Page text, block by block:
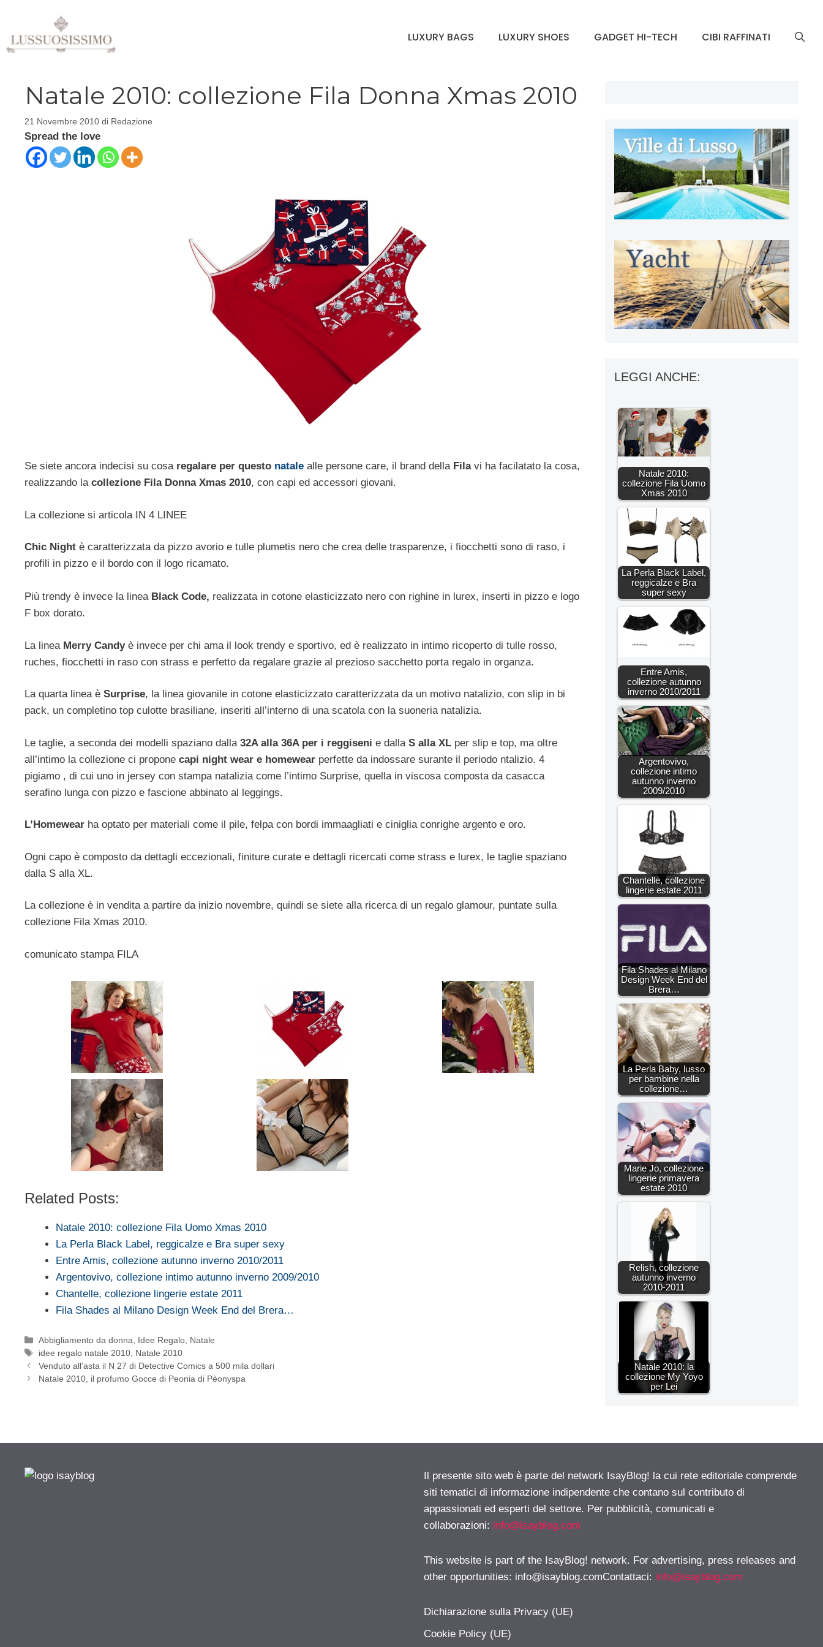
contenuto
LUXURY BAGS LUXURY SHOES GADGET HI-TECH CIBI RAFFINATI
Natale 2010: collezione Fila Donna Xmas 2010
21 Novembre 2010 di Redazione
Spread the love
Se siete ancora indecisi su cosa regalare per questo natale alle persone care, il brand dellaFilavi ha facilatato la cosa,
realizzando la collezione Fila Donna Xmas 2010, con capi ed accessori giovani.
La collezione si articola IN 4 LINEE
Chic Night è caratterizzata da pizzo avorio e tulle plumetis nero che crea delle trasparenze, i fiocchetti sono di raso, i
profili in pizzo e il bordo con il logo ricamato.
Più trendy è invece la linea Black Code, realizzata in cotone elasticizzato nero con righine in lurex, inserti in pizzo e logo
F box dorato.
La linea Merry Candy è invece per chi ama il look trendy e sportivo, ed è realizzato in intimo ricoperto di tulle rosso,
ruches, fiocchetti in raso con strass e perfetto da regalare grazie al prezioso sacchetto porta regalo in organza.
La quarta linea è Surprise, la linea giovanile in cotone elasticizzato caratterizzata da un motivo natalizio, con slip in bi
pack, un completino top culotte brasiliane, inseriti all’interno di una scatola con la suoneria natalizia.
Le taglie, a seconda dei modelli spaziano dalla 32A alla 36A per i reggiseni e dalla S alla XL per slip e top, ma oltre
all’intimo la collezione ci propone capi night wear e homewear perfette da indossare surante il periodo ntalizio. 4
pigiamo , di cui uno in jersey con stampa natalizia come l’intimo Surprise, quella in viscosa composta da casacca
serafino lunga con pizzo e fascione abbinato al leggings.
L’Homewear ha optato per materiali come il pile, felpa con bordi immaagliati e ciniglia conrighe argento e oro.
Ogni capo è composto da dettagli eccezionali, finiture curate e dettagli ricercati come strass e lurex, le taglie spaziano
dalla S alla XL.
La collezione è in vendita a partire da inizio novembre, quindi se siete alla ricerca di un regalo glamour, puntate sulla
collezione Fila Xmas 2010.
comunicato stampa FILA
Related Posts:
Natale 2010: collezione Fila Uomo Xmas 2010
La Perla Black Label, reggicalze e Bra super sexy
Entre Amis, collezione autunno inverno 2010/2011
Argentovivo, collezione intimo autunno inverno 2009/2010
Chantelle, collezione lingerie estate 2011
Fila Shades al Milano Design Week End del Brera…
Categorie
Abbigliamento da donna Idee Regalo Natale
Tag
idee regalo natale 2010 Natale 2010
Venduto all’asta il N 27 di Detective Comics a 500 mila dollari
Natale 2010, il profumo Gocce di Peonia di Pèonyspa
LEGGI ANCHE:
Natale 2010:
collezione Fila Uomo
Xmas 2010
La Perla Black Label,
reggicalze e Bra
super sexy
Entre Amis,
collezione autunno
inverno 2010/2011
Argentovivo,
collezione intimo
autunno inverno
2009/2010
Chantelle, collezione
lingerie estate 2011
Fila Shades al Milano
Design Week End del
Brera…
La Perla Baby, lusso
per bambine nella
collezione…
Marie Jo, collezione
lingerie primavera
estate 2010
Relish, collezione
autunno inverno
2010-2011
Natale 2010: la
collezione My Yoyo
per Lei
Il presente sito web è parte del network IsayBlog! la cui rete editoriale comprende
siti tematici di informazione indipendente che contano sul contributo di
appassionati ed esperti del settore. Per pubblicità, comunicati e
collaborazioni: info@isayblog.com
This website is part of the IsayBlog! network. For advertising, press releases and
other opportunities: info@isayblog.comContattaci: info@isayblog.com
Dichiarazione sulla Privacy (UE)
Cookie Policy (UE)